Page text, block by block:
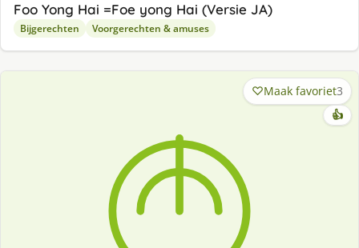
Foo Yong Hai =Foe yong Hai (Versie JA)
Bijgerechten Voorgerechten & amuses
Maak favoriet3
👍